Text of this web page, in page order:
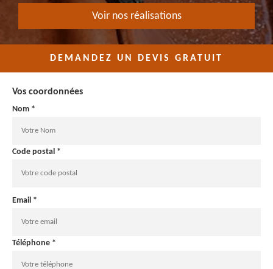
Voir nos réalisations
DEMANDEZ UN DEVIS GRATUIT
Vos coordonnées
Nom *
Code postal *
Email *
Téléphone *